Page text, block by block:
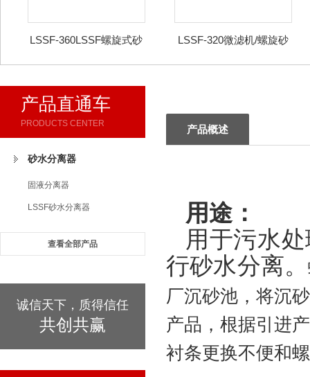
LSSF-360LSSF螺旋式砂
LSSF-320微滤机/螺旋砂
产品直通车
PRODUCTS CENTER
砂水分离器
固液分离器
LSSF砂水分离器
查看全部产品
诚信天下，质得信任
共创共赢
产品概述
用途：
用于污水
行砂水分离。
厂沉砂池，将沉
产品，根据引进
衬条更换不便和